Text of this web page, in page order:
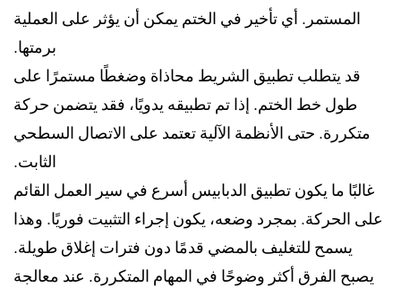
المستمر. أي تأخير في الختم يمكن أن يؤثر على العملية
برمتها.
قد يتطلب تطبيق الشريط محاذاة وضغطًا مستمرًا على
طول خط الختم. إذا تم تطبيقه يدويًا، فقد يتضمن حركة
متكررة. حتى الأنظمة الآلية تعتمد على الاتصال السطحي
الثابت.
غالبًا ما يكون تطبيق الدبابيس أسرع في سير العمل القائم
على الحركة. بمجرد وضعه، يكون إجراء التثبيت فوريًا. وهذا
يسمح للتغليف بالمضي قدمًا دون فترات إغلاق طويلة.
يصبح الفرق أكثر وضوحًا في المهام المتكررة. عند معالجة